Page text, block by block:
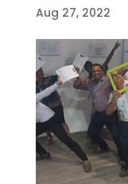
Aug 27, 2022